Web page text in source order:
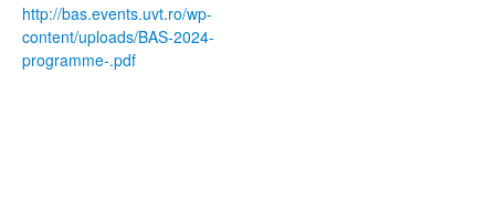
http://bas.events.uvt.ro/wp-
content/uploads/BAS-2024-
programme-.pdf